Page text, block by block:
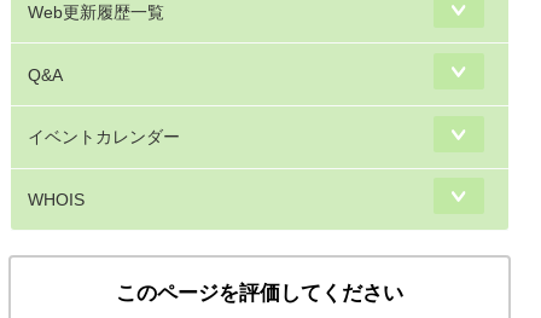
Web更新履歴一覧
Q&A
イベントカレンダー
WHOIS
このページを評価してください